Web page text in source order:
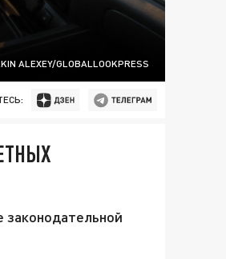
ALEXEY/GLOBALLOOKPRESS
законодательной